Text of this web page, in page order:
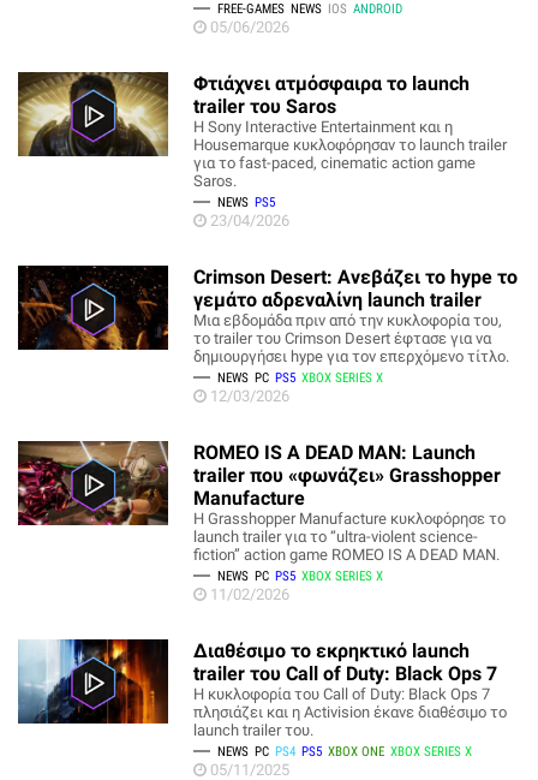
FREE-GAMES NEWS IOS ANDROID
05/06/2026
Φτιάχνει ατμόσφαιρα το launch
trailer του Saros
Η Sony Interactive Entertainment και η
Housemarque κυκλοφόρησαν το launch trailer
για το fast-paced, cinematic action game
Saros.
NEWS PS5
23/04/2026
Crimson Desert: Ανεβάζει το hype το
γεμάτο αδρεναλίνη launch trailer
Μια εβδομάδα πριν από την κυκλοφορία του,
το trailer του Crimson Desert έφτασε για να
δημιουργήσει hype για τον επερχόμενο τίτλο.
NEWS PC PS5 XBOX SERIES X
12/03/2026
ROMEO IS A DEAD MAN: Launch
trailer που «φωνάζει» Grasshopper
Manufacture
Η Grasshopper Manufacture κυκλοφόρησε το
launch trailer για το “ultra-violent science-
fiction” action game ROMEO IS A DEAD MAN.
NEWS PC PS5 XBOX SERIES X
11/02/2026
Διαθέσιμο το εκρηκτικό launch
trailer του Call of Duty: Black Ops 7
Η κυκλοφορία του Call of Duty: Black Ops 7
πλησιάζει και η Activision έκανε διαθέσιμο το
launch trailer του.
NEWS PC PS4 PS5 XBOX ONE XBOX SERIES X
05/11/2025